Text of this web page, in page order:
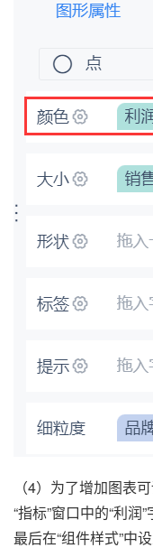
（4）为了增加图表
“指标”窗口中的“利润
最后在“组件样式”中